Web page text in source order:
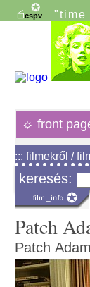
"time
☼ front
::: filmekről /
keresés:
Patch
Patch